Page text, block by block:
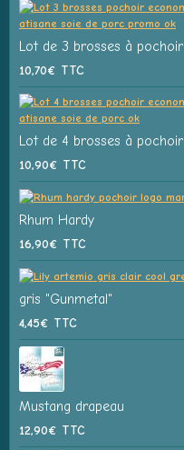
Lot de 3 brosses à pochoir
10,70€ TTC
Lot de 4 brosses à pochoir
10,90€ TTC
Rhum Hardy
16,90€ TTC
gris "Gunmetal"
4,45€ TTC
Mustang drapeau
12,90€ TTC